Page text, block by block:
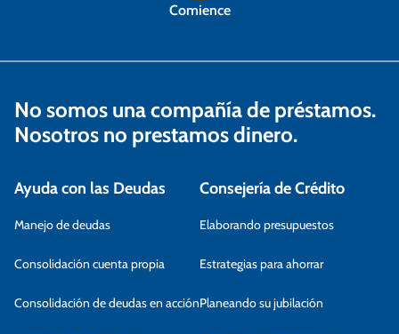
Comience
No somos una compañía de préstamos.
Nosotros no prestamos dinero.
Ayuda con las Deudas
Manejo de deudas
Consolidación cuenta propia
Consolidación de deudas en acción
Consejería de Crédito
Elaborando presupuestos
Estrategias para ahorrar
Planeando su jubilación